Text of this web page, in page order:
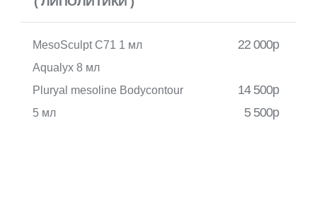
5 500р
14 500р
22 000р
MesoSculpt C71 1 мл
Aqualyx 8 мл
Pluryal mesoline Bodycontour
5 мл